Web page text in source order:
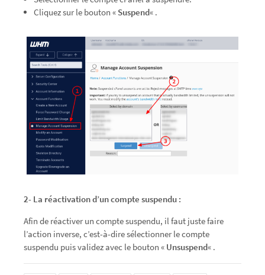
Cliquez sur le bouton « Suspend« .
2- La réactivation d’un compte suspendu :
Afin de réactiver un compte suspendu, il faut juste faire
l’action inverse, c’est-à-dire sélectionner le compte
suspendu puis validez avec le bouton « Unsuspend« .